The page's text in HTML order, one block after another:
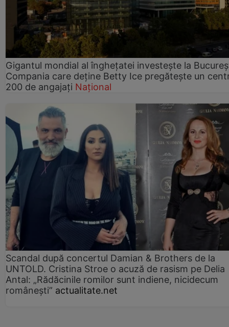
Gigantul mondial al înghețatei investește la
Compania care deține Betty Ice pregătește un
200 de angajați Național
Scandal după concertul Damian & Brothers de la
UNTOLD. Cristina Stroe o acuză de rasism pe Delia
Antal: „Rădăcinile romilor sunt indiene, nicidecum
românești” actualitate.net